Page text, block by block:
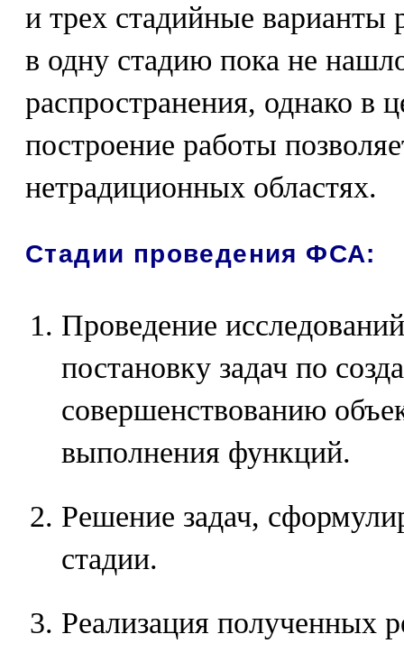
и трех стадийные
в одну стадию пока не
распространения, однако в
построение работы
нетрадиционных областях.
Стадии проведения ФСА:
Проведение
постановку задач по
совершенствованию
выполнения функций.
Решение задач,
стадии.
Реализация полученных